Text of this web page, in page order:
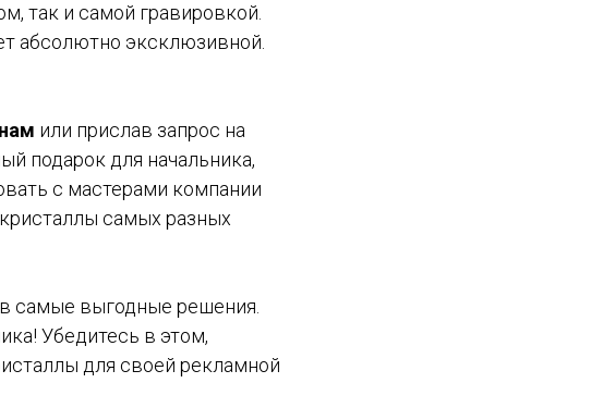
так и самой гравировкой.
абсолютно эксклюзивной.
или прислав запрос на
подарок для начальника,
с мастерами компании
самых разных
самые выгодные решения.
Убедитесь в этом,
для своей рекламной